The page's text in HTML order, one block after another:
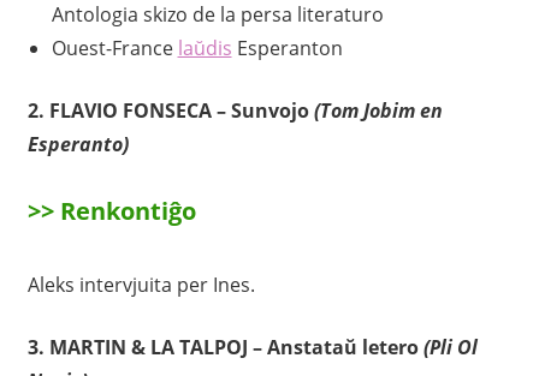
Antologia skizo de la persa literaturo
Ouest-France laŭdis Esperanton
2. FLAVIO FONSECA – Sunvojo(Tom Jobim en
Esperanto)
>> Renkontiĝo
Aleks intervjuita per Ines.
3. MARTIN & LA TALPOJ – Anstataŭ letero(Pli Ol